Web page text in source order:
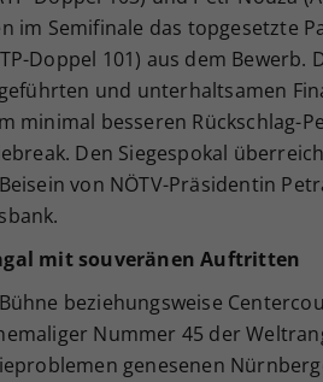
im Semifinale das topgesetzte
Doppel 101) aus dem
und unterhaltsamen
minimal besseren Rückschlag-
Den Siegespokal
von NÖTV-Präsidentin
mit souveränen Auftritten
beziehungsweise
Nummer 45 der
genesenen